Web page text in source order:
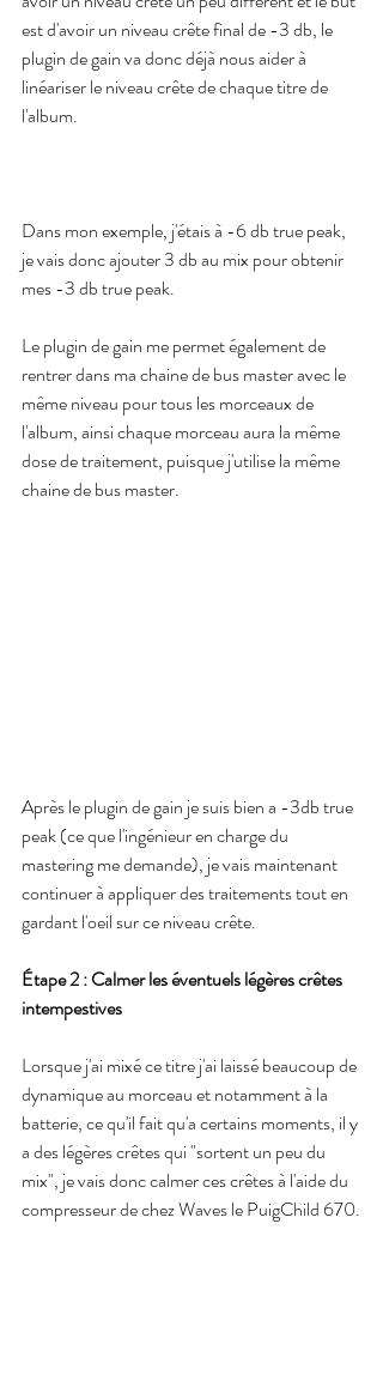
est d'avoir un niveau crête final de -3 db, le
plugin de gain va donc déjà nous aider à
linéariser le niveau crête de chaque titre de
l'album.
Dans mon exemple, j'étais à -6 db true peak,
je vais donc ajouter 3 db au mix pour obtenir
mes -3 db true peak.
Le plugin de gain me permet également de
rentrer dans ma chaine de bus master avec le
même niveau pour tous les morceaux de
l'album, ainsi chaque morceau aura la même
dose de traitement, puisque j'utilise la même
chaine de bus master.
Après le plugin de gain je suis bien a -3db true
peak (ce que l'ingénieur en charge du
mastering me demande), je vais maintenant
continuer à appliquer des traitements tout en
gardant l'oeil sur ce niveau crête.
Étape 2 : Calmer les éventuels légères crêtes
intempestives
Lorsque j'ai mixé ce titre j'ai laissé beaucoup de
dynamique au morceau et notamment à la
batterie, ce qu'il fait qu'a certains moments, il y
a des légères crêtes qui "sortent un peu du
mix", je vais donc calmer ces crêtes à l'aide du
compresseur de chez Waves le PuigChild 670.